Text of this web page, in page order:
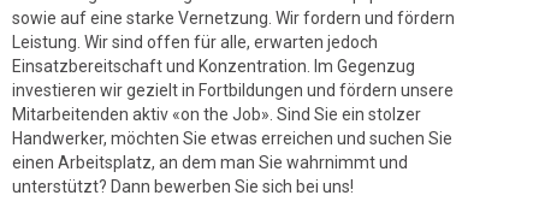
sowie auf eine starke Vernetzung. Wir fordern und fördern
Leistung. Wir sind offen für alle, erwarten jedoch
Einsatzbereitschaft und Konzentration. Im Gegenzug
investieren wir gezielt in Fortbildungen und fördern unsere
Mitarbeitenden aktiv «on the Job». Sind Sie ein stolzer
Handwerker, möchten Sie etwas erreichen und suchen Sie
einen Arbeitsplatz, an dem man Sie wahrnimmt und
unterstützt? Dann bewerben Sie sich bei uns!